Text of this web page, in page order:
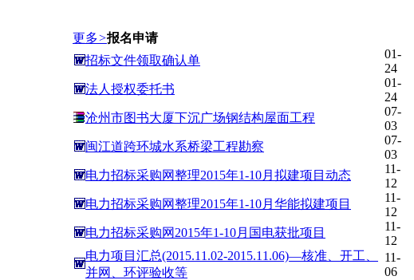
更多>报名申请
招标文件领取确认单
01-
24
法人授权委托书
01-
24
沧州市图书大厦下沉广场钢结构屋面工程
07-
03
闽江道跨环城水系桥梁工程勘察
07-
03
电力招标采购网整理2015年1-10月拟建项目动态
11-
12
电力招标采购网整理2015年1-10月华能拟建项目
11-
12
电力招标采购网2015年1-10月国电获批项目
11-
12
电力项目汇总(2015.11.02-2015.11.06)—核准、开工、
并网、环评验收等
11-
06